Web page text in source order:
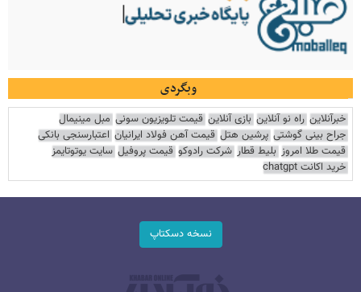
وبگردی
خبرآنلاین راه نو آنلاین بازی آنلاین قیمت تلویزیون سونی مبل مینیمال
جراح بینی گوشتی پرشین هتل قیمت آهن فولاد ایرانیان اعتبارسنجی بانکی
قیمت طلا امروز بلیط قطار شرکت رادوکو قیمت پروفیل سایت یوتوتایمز
خرید اکانت chatgpt
نسخه دسکتاپ